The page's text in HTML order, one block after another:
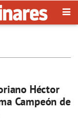
Héctor
Campeón de